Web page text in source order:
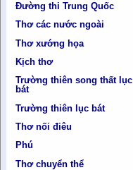
Đường thi Trung Quốc
Thơ các nước ngoài
Thơ xướng họa
Kịch thơ
Trường thiên song thất lục
bát
Trường thiên lục bát
Thơ nối điêu
Phú
Thơ chuyển thể